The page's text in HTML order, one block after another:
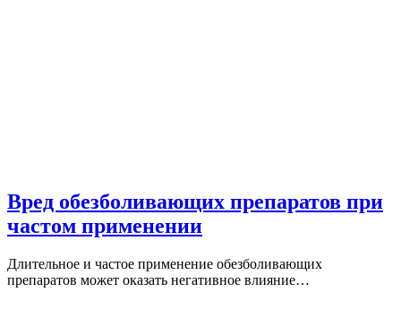
Вред обезболивающих препаратов при
частом применении
Длительное и частое применение обезболивающих
препаратов может оказать негативное влияние…